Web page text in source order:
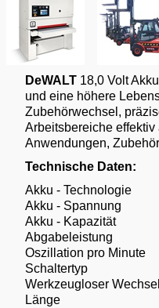
DeWALT 18,0 Volt
und eine höhere
Zubehörwechsel,
Arbeitsbereiche
Anwendungen,
Technische Daten:
Akku - Technologie
Akku - Spannung
Akku - Kapazität
Abgabeleistung
Oszillation pro Minute
Schaltertyp
Werkzeugloser
Länge